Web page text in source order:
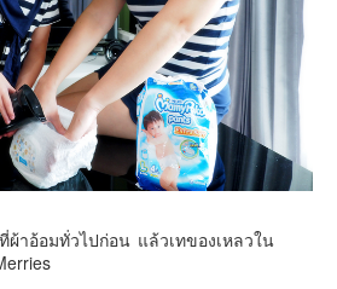
ผ้าอ้อมทั่วไปก่อน แล้วเทของเหลวใน